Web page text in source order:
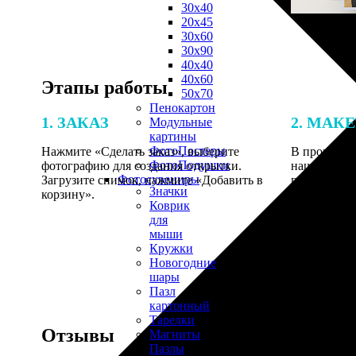
30х40
20х45
30х60
30х90
40х40
40х60
50х70
Пенокартон
Модульные
картины
ФотоПостеры
ФотоПодушки
Фотоcувениры
Значки
Коврик
для
мыши
Кружки
Новогодние
шары
Пазл
картонный
Тарелки
Магниты
Пазлы
Этапы работы
1. ЗАКАЗ
Нажмите «Сделать заказ», выберите
фотографию для создания открытки.
Загрузите снимок, нажмите «Добавить в
корзину».
2.
В процессе
наши
по
Отзывы